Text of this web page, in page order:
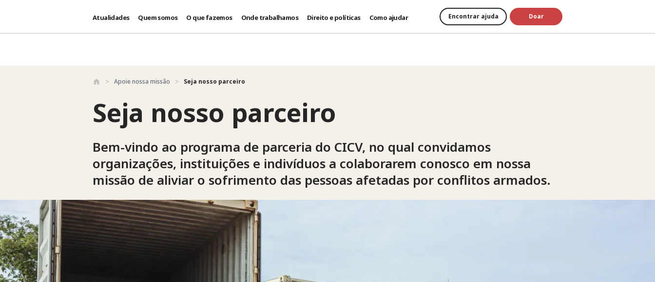
Atualidades Quem somos O que fazemos Onde trabalhamos Direito e políticas Como ajudar Encontrar ajuda Doar
Apoie nossa missão Seja nosso parceiro
Seja nosso parceiro
Bem-vindo ao programa de parceria do CICV, no qual convidamos
organizações, instituições e indivíduos a colaborarem conosco em nossa
missão de aliviar o sofrimento das pessoas afetadas por conflitos armados.